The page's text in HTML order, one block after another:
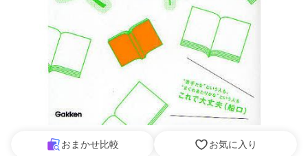
おまかせ比較 お気に入り